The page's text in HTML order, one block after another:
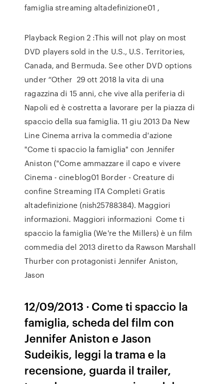
famiglia streaming altadefinizione01 ,
Playback Region 2 :This will not play on most
DVD players sold in the U.S., U.S. Territories,
Canada, and Bermuda. See other DVD options
under “Other 29 ott 2018 la vita di una
ragazzina di 15 anni, che vive alla periferia di
Napoli ed è costretta a lavorare per la piazza di
spaccio della sua famiglia. 11 giu 2013 Da New
Line Cinema arriva la commedia d'azione
"Come ti spaccio la famiglia" con Jennifer
Aniston ("Come ammazzare il capo e vivere
Cinema - cineblog01 Border - Creature di
confine Streaming ITA Completi Gratis
altadefinizione (nish25788384). Maggiori
informazioni. Maggiori informazioni Come ti
spaccio la famiglia (We're the Millers) è un film
commedia del 2013 diretto da Rawson Marshall
Thurber con protagonisti Jennifer Aniston,
Jason
12/09/2013 · Come ti spaccio la
famiglia, scheda del film con
Jennifer Aniston e Jason
Sudeikis, leggi la trama e la
recensione, guarda il trailer,